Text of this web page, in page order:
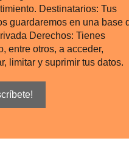
Destinatarios: Tus
guardaremos en una base
Derechos: Tienes
entre otros, a acceder,
limitar y suprimir tus datos.